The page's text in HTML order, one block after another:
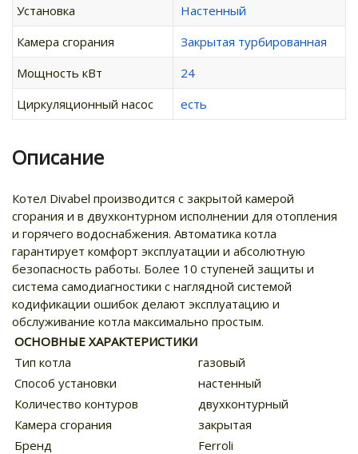
Установка
Настенный
Камера сгорания
Закрытая турбированная
Мощность кВт
24
Циркуляционный насос
есть
Описание
Котел Divabel производится с закрытой камерой
сгорания и в двухконтурном исполнении для отопления
и горячего водоснабжения. Автоматика котла
гарантирует комфорт эксплуатации и абсолютную
безопасность работы. Более 10 ступеней защиты и
система самодиагностики с наглядной системой
кодификации ошибок делают эксплуатацию и
обслуживание котла максимально простым.
ОСНОВНЫЕ ХАРАКТЕРИСТИКИ
Тип котла
газовый
Способ установки
настенный
Количество контуров
двухконтурный
Камера сгорания
закрытая
Бренд
Ferroli